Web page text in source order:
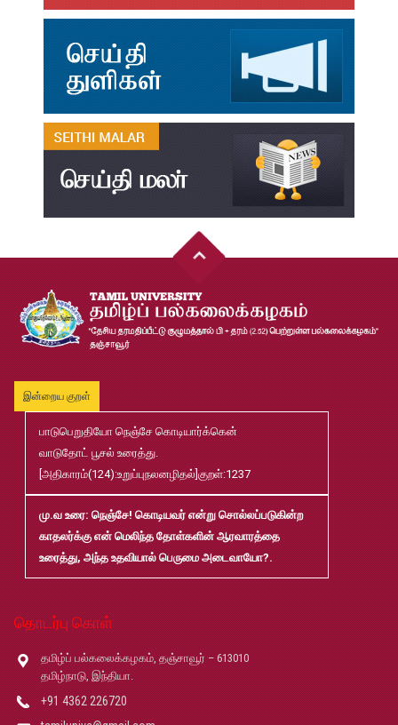
Jul
31
தமிழ்க்கலை – தமிழியல் காலாண்டு ஆய்விதழ் – 2025
Jul
31
தமிழ்க்கலை – தமிழியல் காலாண்டு ஆய்விதழ் – 2024
தமிழ்க்கலை – தமிழியல் காலாண்டு ஆய்விதழ் – 2023
31
தமிழ்க்கலை – தமிழியல் காலாண்டு ஆய்விதழ் – 2022
Jul
20
இளங்கலை முதுகலை தேர்வு முடிவுகள் 2026
Jul
20
முதுநிலை-பட்டயம்-தேர்வு-முடிவுகள்-மே2026
Jul
20
முனைவர்பட்டப்-பயிற்சிப்-பணித்-தேர்வு-முடிவுகள்-மே2026
Jun
02
B.Ed and M.Ed Admission Prospectus 2026-27
May
22
மரங்கள் ஏலம் விடுதல்
May
14
Robert-Caldwell-Chair-Fellowship-Temporary-Basis
May தமிழ்ப் பல்கலைக்கழகம்-2026-27 சேர்க்கை விவரக் கையேடு
இன்றைய குறள்
பாடுபெறுதியோ நெஞ்சே கொடியார்க்கென்
வாடுதோட் பூசல் உரைத்து.
[அதிகாரம்(124):உறுப்புநலனழிதல்]குறள்:1237
மு.வ உரை: நெஞ்சே! கொடியவர் என்று சொல்லப்படுகின்ற
காதலர்க்கு என் மெலிந்த தோள்களின் ஆரவாரத்தை
உரைத்து, அந்த உதவியால் பெருமை அடைவாயோ?.
தொடர்பு கொள்
தமிழ்ப் பல்கலைக்கழகம், தஞ்சாவூர் – 613010
தமிழ்நாடு, இந்தியா.
+91 4362 226720